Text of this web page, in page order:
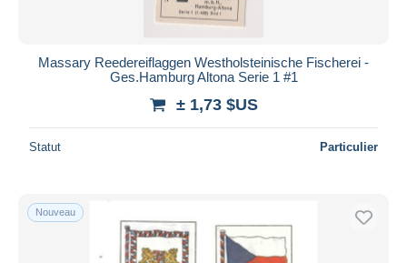
Massary Reedereiflaggen Westholsteinische Fischerei -
Ges.Hamburg Altona Serie 1 #1
± 1,73 $US
Statut Particulier
Nouveau